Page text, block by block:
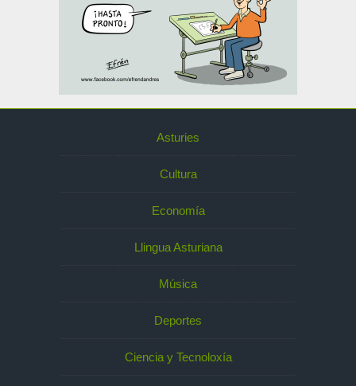
Asturies
Cultura
Economía
Llingua Asturiana
Música
Deportes
Ciencia y Tecnoloxía